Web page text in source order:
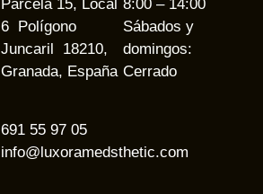
Parcela 15, Local
6 Polígono
Juncaril 18210,
Granada, España
691 55 97 05
info@luxoramedsthetic.com
8:00 – 14:00
Sábados y
domingos:
Cerrado